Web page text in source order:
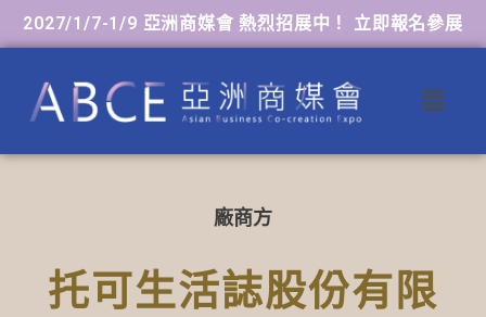
2027/1/7-1/9 亞洲商媒會 熱烈招展中！ 立即報名參展
廠商方
托可生活誌股份有限